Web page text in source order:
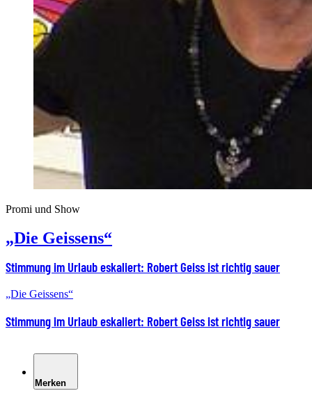
Promi und Show
„Die Geissens“
Stimmung im Urlaub eskaliert: Robert Geiss ist richtig sauer
„Die Geissens“
Stimmung im Urlaub eskaliert: Robert Geiss ist richtig sauer
Merken